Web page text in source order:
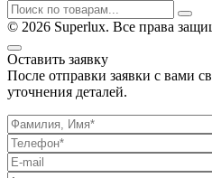
© 2026 Superlux. Все права
Оставить заявку
После отправки заявки с вами
уточнения деталей.